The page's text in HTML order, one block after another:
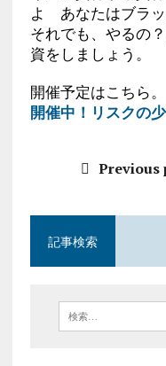
よ あなたはブラ
それでも、やるの
資をしましょう。
開催予定はこちら。
開催中！リスクの
Previous
記事検索